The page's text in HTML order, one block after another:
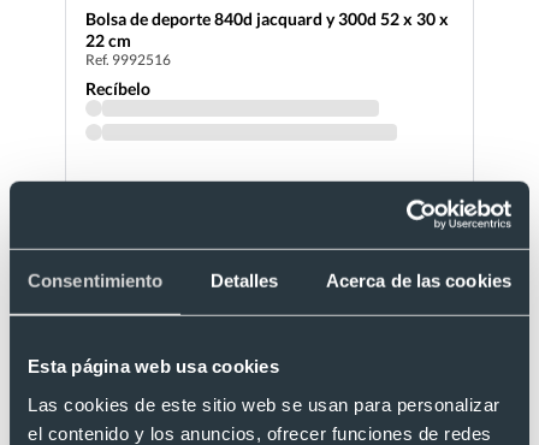
Consentimiento Detalles Acerca de las cookies
Esta página web usa cookies
Las cookies de este sitio web se usan para personalizar
el contenido y los anuncios, ofrecer funciones de redes
Bolsa de deporte 840d jacquard y 300d 52 x 30 x
22 cm
Ref. 9992516
Recíbelo